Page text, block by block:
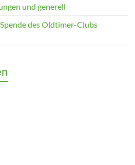
und generell
des Oldtimer-Clubs